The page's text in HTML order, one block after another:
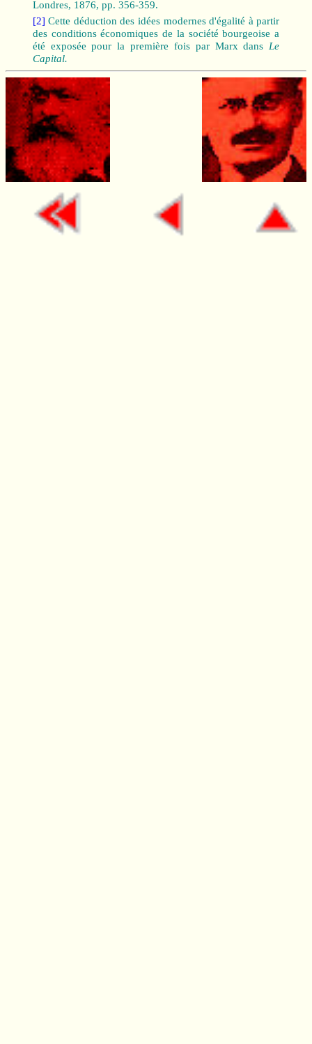
Londres, 1876, pp. 356-359.
[2] Cette déduction des idées modernes d'égalité à partir
des conditions économiques de la société bourgeoise a
été exposée pour la première fois par Marx dansLe
Capital.